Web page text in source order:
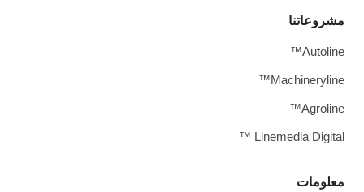
معلومات
مشروعاتنا
Autoline™
Machineryline™
Agroline™
Linemedia Digital ™